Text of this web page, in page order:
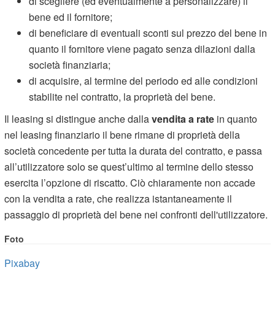
bene ed il fornitore;
di beneficiare di eventuali sconti sul prezzo del bene in
quanto il fornitore viene pagato senza dilazioni dalla
società finanziaria;
di acquisire, al termine del periodo ed alle condizioni
stabilite nel contratto, la proprietà del bene.
Il leasing si distingue anche dallavendita a rate in quanto
nel leasing finanziario il bene rimane di proprietà della
società concedente per tutta la durata del contratto, e passa
all’utilizzatore solo se quest’ultimo al termine dello stesso
esercita l’opzione di riscatto. Ciò chiaramente non accade
con la vendita a rate, che realizza istantaneamente il
passaggio di proprietà del bene nei confronti dell'utilizzatore.
Foto
Pixabay